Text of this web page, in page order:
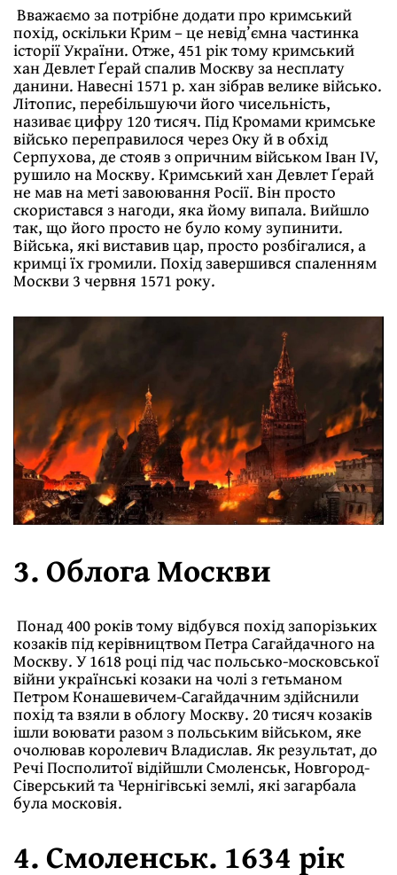
Вважаємо за потрібне додати про кримський
похід, оскільки Крим – це невід’ємна частинка
історії України. Отже, 451 рік тому кримський
хан Девлет Ґерай спалив Москву за несплату
данини. Навесні 1571 р. хан зібрав велике військо.
Літопис, перебільшуючи його чисельність,
називає цифру 120 тисяч. Під Кромами кримське
військо переправилося через Оку й в обхід
Серпухова, де стояв з опричним військом Іван IV,
рушило на Москву. Кримський хан Девлет Ґерай
не мав на меті завоювання Росії. Він просто
скористався з нагоди, яка йому випала. Вийшло
так, що його просто не було кому зупинити.
Війська, які виставив цар, просто розбігалися, а
кримці їх громили. Похід завершився спаленням
Москви 3 червня 1571 року.
3. Облога Москви
Понад 400 років тому відбувся похід запорізьких
козаків під керівництвом Петра Сагайдачного на
Москву. У 1618 році під час польсько-московської
війни українські козаки на чолі з гетьманом
Петром Конашевичем-Сагайдачним здійснили
похід та взяли в облогу Москву. 20 тисяч козаків
ішли воювати разом з польським військом, яке
очолював королевич Владислав. Як результат, до
Речі Посполитої відійшли Смоленськ, Новгород-
Сіверський та Чернігівські землі, які загарбала
була московія.
4. Смоленськ. 1634 рік